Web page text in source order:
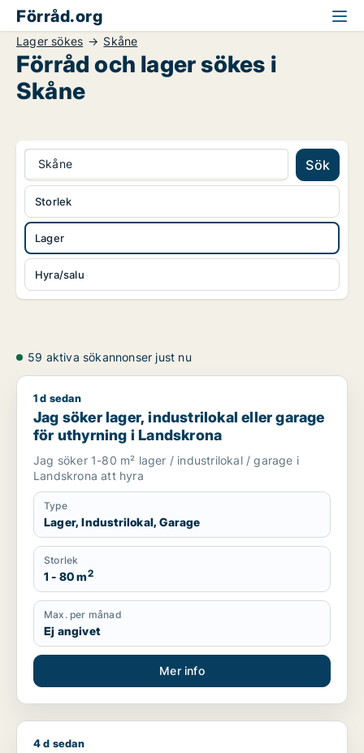
Förråd.org
Lager sökes Skåne
Förråd och lager sökes i
Skåne
Skåne Sök
Lager
Hyra/salu
Storlek
59 aktiva sökannonser just nu
Jag söker lager, industrilokal eller garage för uthyrning i
1 d sedan
Jag söker lager, industrilokal eller garage
för uthyrning i Landskrona
Jag söker 1-80 m² lager / industrilokal / garage i
Landskrona att hyra
Type
Lager, Industrilokal, Garage
Storlek
1 - 80 m2
Max. per månad
Ej angivet
Mer info
Jag söker lager eller garage för uthyrning i Klippan eller
4 d sedan